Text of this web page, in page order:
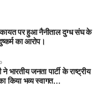
पर हुआ नैनीताल दुग्ध संघ के
का आरोप।
भारतीय जनता पार्टी के राष्ट्रीय
किया भव्य स्वागत…